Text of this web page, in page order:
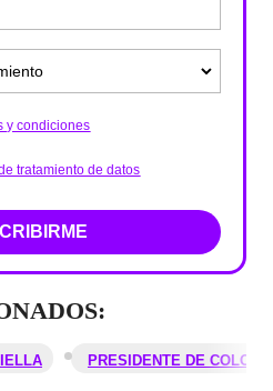
y condiciones
tratamiento de datos
PRESIDENTE DE